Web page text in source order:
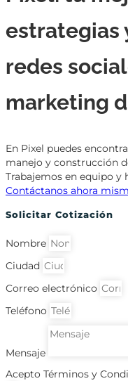
estrategias
redes
marketing
En Pixel puedes
manejo y construcción
Trabajemos en equipo
Contáctanos ahora
Solicitar Cotización
Nombre
Ciudad
Correo electrónico
Teléfono
Mensaje
Acepto Términos y